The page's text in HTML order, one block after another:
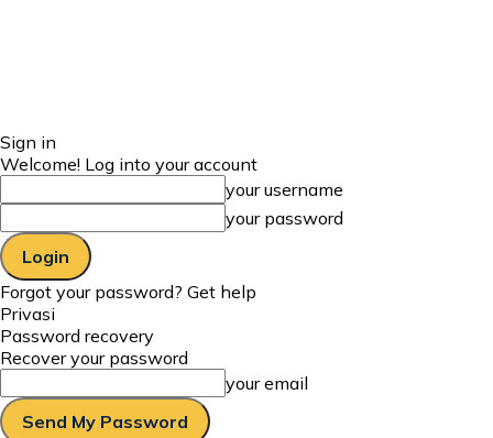
Sign in
Welcome! Log into your account
your username
your password
Forgot your password? Get help
Privasi
Password recovery
Recover your password
your email